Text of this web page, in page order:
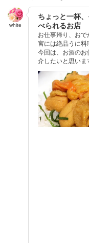
white
ちょっと一杯
べられるお店
お仕事帰り、お
宮には絶品うに料
今回は、お酒の
介したいと思いま